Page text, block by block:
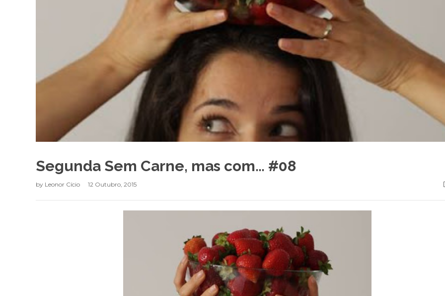
Segunda Sem Carne, mas com… #08
by Leonor Cício 12 Outubro, 2015